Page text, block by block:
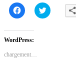
Cliquez
pour
partager
Facebook(ouvre
dans
une
fenêtre)
Cliquez
pour
WordPress:
chargement…